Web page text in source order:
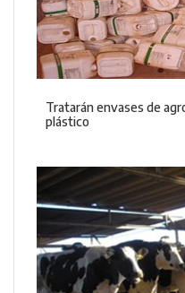
Tratarán envases de
plástico